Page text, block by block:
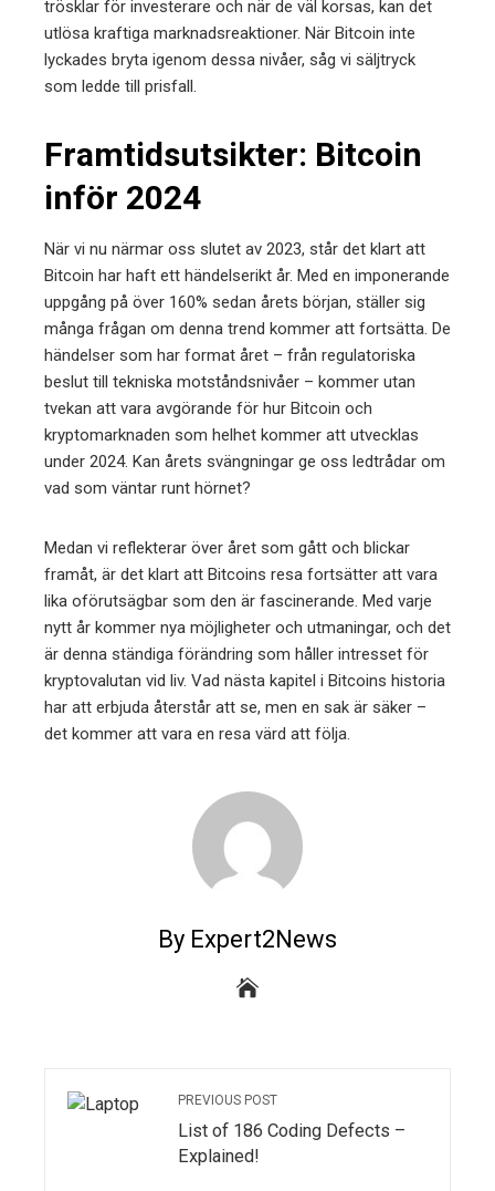
trösklar för investerare och när de väl korsas, kan det
utlösa kraftiga marknadsreaktioner. När Bitcoin inte
lyckades bryta igenom dessa nivåer, såg vi säljtryck
som ledde till prisfall.
Framtidsutsikter: Bitcoin
inför 2024
När vi nu närmar oss slutet av 2023, står det klart att
Bitcoin har haft ett händelserikt år. Med en imponerande
uppgång på över 160% sedan årets början, ställer sig
många frågan om denna trend kommer att fortsätta. De
händelser som har format året – från regulatoriska
beslut till tekniska motståndsnivåer – kommer utan
tvekan att vara avgörande för hur Bitcoin och
kryptomarknaden som helhet kommer att utvecklas
under 2024. Kan årets svängningar ge oss ledtrådar om
vad som väntar runt hörnet?
Medan vi reflekterar över året som gått och blickar
framåt, är det klart att Bitcoins resa fortsätter att vara
lika oförutsägbar som den är fascinerande. Med varje
nytt år kommer nya möjligheter och utmaningar, och det
är denna ständiga förändring som håller intresset för
kryptovalutan vid liv. Vad nästa kapitel i Bitcoins historia
har att erbjuda återstår att se, men en sak är säker –
det kommer att vara en resa värd att följa.
By Expert2News
PREVIOUS POST
List of 186 Coding Defects –
Explained!